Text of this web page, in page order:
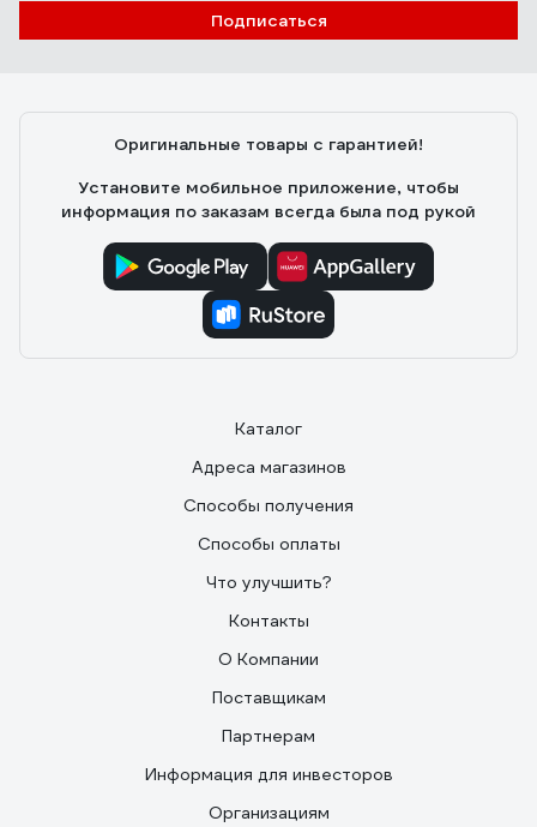
Подписаться
Оригинальные товары с гарантией!
Установите мобильное приложение, чтобы
информация по заказам всегда была под рукой
Каталог
Адреса магазинов
Способы получения
Способы оплаты
Что улучшить?
Контакты
О Компании
Поставщикам
Партнерам
Информация для инвесторов
Организациям